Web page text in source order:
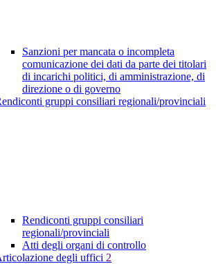
Sanzioni per mancata o incompleta
comunicazione dei dati da parte dei titolari
di incarichi politici, di amministrazione, di
direzione o di governo
gruppi consiliari regionali/provinciali
Rendiconti gruppi consiliari
regionali/provinciali
Atti degli organi di controllo
degli uffici 2